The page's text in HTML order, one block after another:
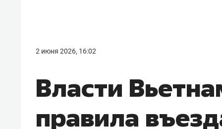
2 июня 2026, 16:02
Власти
правила
правил, бизнес может
потерять минимум